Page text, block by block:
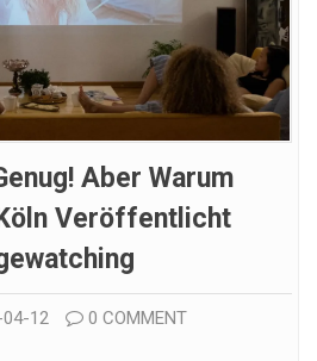
Aber Warum
Veröffentlicht
12 0 COMMENT